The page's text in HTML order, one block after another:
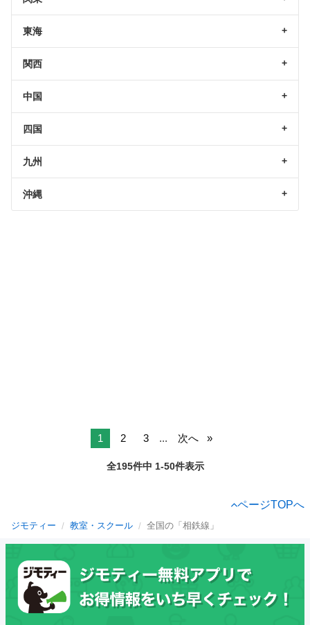
東海
関西
中国
四国
九州
沖縄
1 2 3 ... 次へ
全195件中 1-50件表示
ページTOPへ
ジモティー 教室・スクール 全国の「相鉄線」